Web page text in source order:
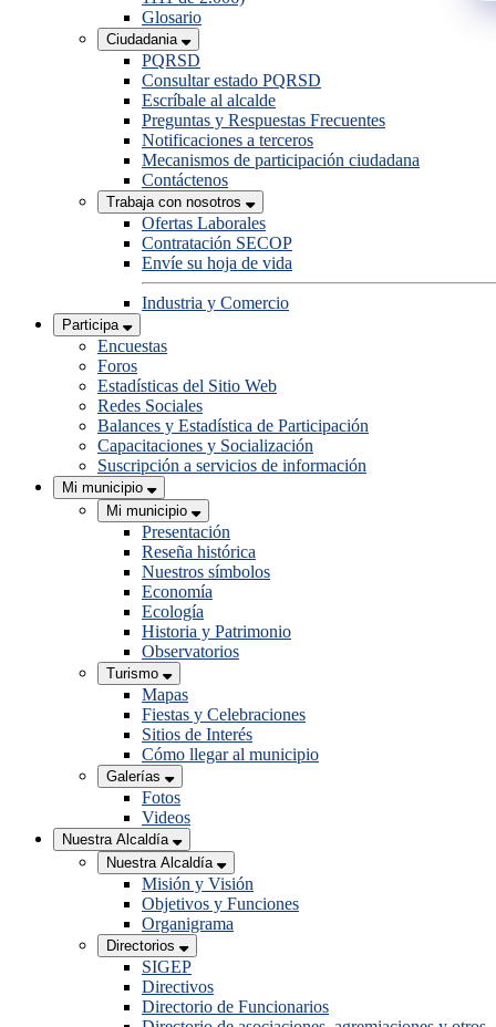
Glosario
Ciudadania
PQRSD
Consultar estado PQRSD
Escríbale al alcalde
Preguntas y Respuestas Frecuentes
Notificaciones a terceros
Mecanismos de participación ciudadana
Contáctenos
Trabaja con nosotros
Ofertas Laborales
Contratación SECOP
Envíe su hoja de vida
Industria y Comercio
Participa
Encuestas
Foros
Estadísticas del Sitio Web
Redes Sociales
Balances y Estadística de Participación
Capacitaciones y Socialización
Suscripción a servicios de información
Mi municipio
Mi municipio
Presentación
Reseña histórica
Nuestros símbolos
Economía
Ecología
Historia y Patrimonio
Observatorios
Turismo
Mapas
Fiestas y Celebraciones
Sitios de Interés
Cómo llegar al municipio
Galerías
Fotos
Videos
Nuestra Alcaldía
Nuestra Alcaldía
Misión y Visión
Objetivos y Funciones
Organigrama
Directorios
SIGEP
Directivos
Directorio de Funcionarios